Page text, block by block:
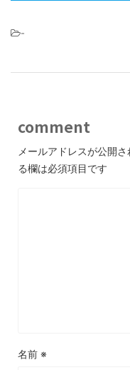
-
comment
メールアドレスが公開さ
る欄は必須項目です
名前 ※